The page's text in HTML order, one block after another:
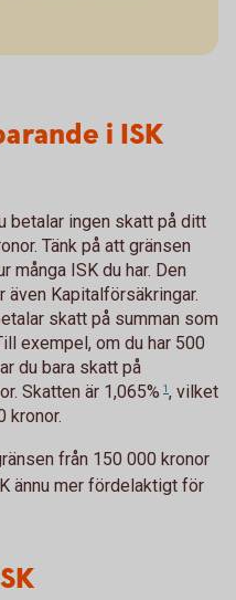
i ISK
betalar ingen skatt på ditt
Tänk på att gränsen
många ISK du har. Den
även Kapitalförsäkringar.
skatt på summan som
exempel, om du har 500
du bara skatt på
Skatten är 1,065% 1, vilket
kronor.
från 150 000 kronor
ännu mer fördelaktigt för